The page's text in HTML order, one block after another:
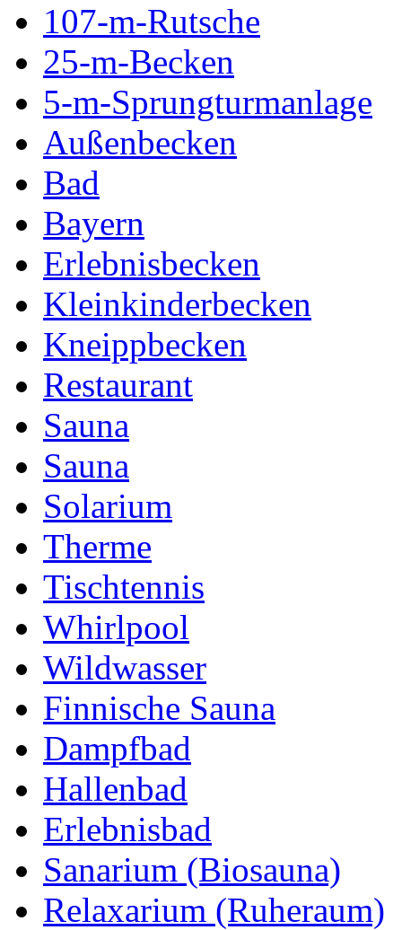
107-m-Rutsche
25-m-Becken
5-m-Sprungturmanlage
Außenbecken
Bad
Bayern
Erlebnisbecken
Kleinkinderbecken
Kneippbecken
Restaurant
Sauna
Sauna
Solarium
Therme
Tischtennis
Whirlpool
Wildwasser
Finnische Sauna
Dampfbad
Hallenbad
Erlebnisbad
Sanarium (Biosauna)
Relaxarium (Ruheraum)